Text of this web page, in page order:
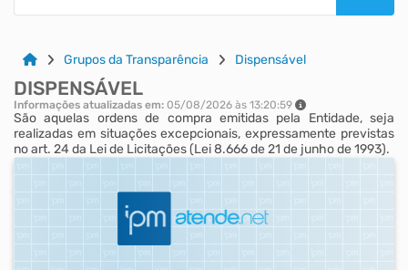
Acessibilidade
Cidadão
Autoatendimento
Mapa do Site
Grupos da Transparência Dispensável
DISPENSÁVEL
Informações atualizadas em: 05/08/2026 às 13:20:59
São aquelas ordens de compra emitidas pela Entidade, seja
realizadas em situações excepcionais, expressamente previstas
no art. 24 da Lei de Licitações (Lei 8.666 de 21 de junho de 1993).